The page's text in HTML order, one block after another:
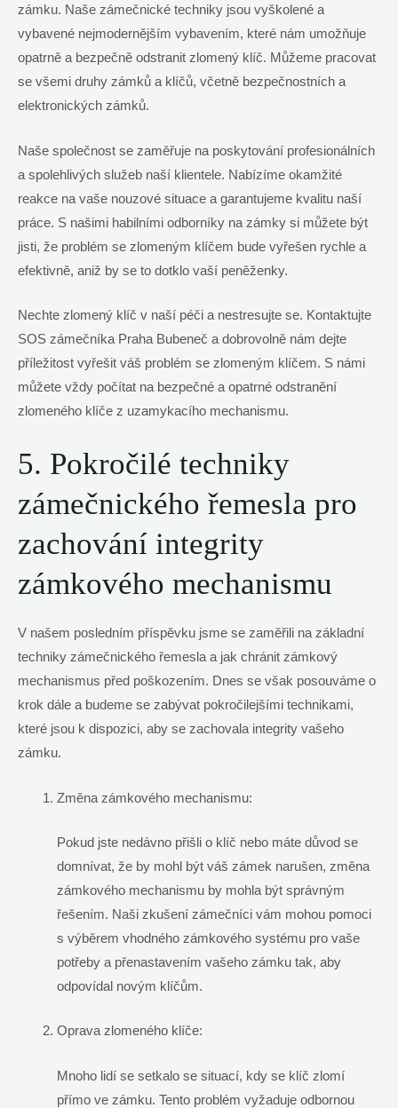
zámku. Naše zámečnické techniky jsou vyškolené a
vybavené nejmodernějším vybavením, které nám umožňuje
opatrně a bezpečně odstranit zlomený klíč. Můžeme pracovat
se všemi druhy zámků a klíčů, včetně bezpečnostních a
elektronických zámků.
Naše společnost se zaměřuje na poskytování profesionálních
a spolehlivých služeb naší klientele. Nabízíme okamžité
reakce na vaše nouzové situace a garantujeme kvalitu naší
práce. S našimi habilními odborníky na zámky si můžete být
jisti, že problém se zlomeným klíčem bude vyřešen rychle a
efektivně, aniž by se to dotklo vaší peněženky.
Nechte zlomený klíč v naší péči a nestresujte se. Kontaktujte
SOS zámečníka Praha Bubeneč a dobrovolně nám dejte
příležitost vyřešit váš problém se zlomeným klíčem. S námi
můžete vždy počítat na bezpečné a opatrné odstranění
zlomeného klíče z uzamykacího mechanismu.
5. Pokročilé techniky
zámečnického řemesla pro
zachování integrity
zámkového mechanismu
V našem posledním příspěvku jsme se zaměřili na základní
techniky zámečnického řemesla a jak chránit zámkový
mechanismus před poškozením. Dnes se však posouváme o
krok dále a budeme se zabývat pokročilejšími technikami,
které jsou k dispozici, aby se zachovala integrity vašeho
zámku.
Změna zámkového mechanismu:
Pokud jste nedávno přišli o klíč nebo máte důvod se
domnívat, že by mohl být váš zámek narušen, změna
zámkového mechanismu by mohla být správným
řešením. Naši zkušení zámečníci vám mohou pomoci
s výběrem vhodného zámkového systému pro vaše
potřeby a přenastavením vašeho zámku tak, aby
odpovídal novým klíčům.
Oprava zlomeného klíče:
Mnoho lidí se setkalo se situací, kdy se klíč zlomí
přímo ve zámku. Tento problém vyžaduje odbornou